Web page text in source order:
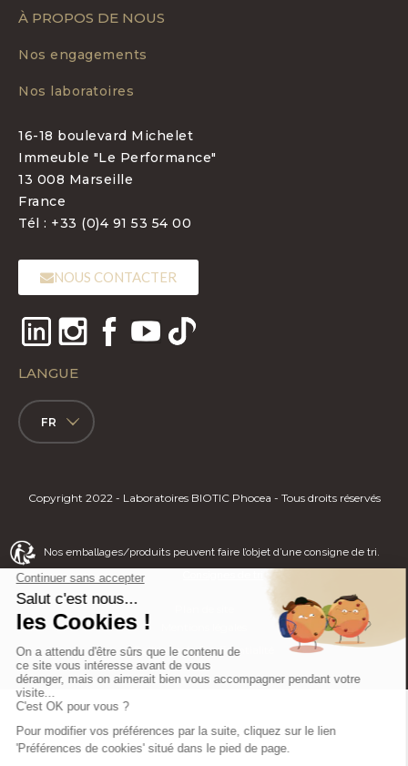
À PROPOS DE NOUS
Nos engagements
Nos laboratoires
16-18 boulevard Michelet
Immeuble "Le Performance"
13 008 Marseille
France
Tél : +33 (0)4 91 53 54 00
NOUS CONTACTER
LANGUE
FR
Copyright 2022 - Laboratoires BIOTIC Phocea - Tous droits réservés
Nos emballages/produits peuvent faire l’objet d’une consigne de tri.
Politique de Confidentialité